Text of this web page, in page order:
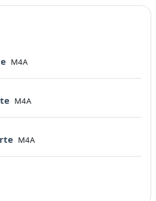
File
M4A
File
M4A
File
M4A